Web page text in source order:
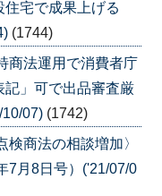
宅で成果上げる
(1744)
商法運用で消費者庁
」可で出品審査厳
07) (1742)
検商法の相談増加〉
7月8日号）('21/07/0